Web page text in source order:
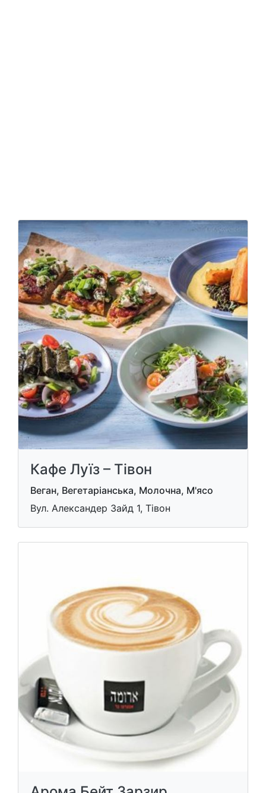
Кафе Луїз – Тівон
Веган, Вегетаріанська, Молочна, М'ясо
Вул. Александер Зайд 1, Тівон